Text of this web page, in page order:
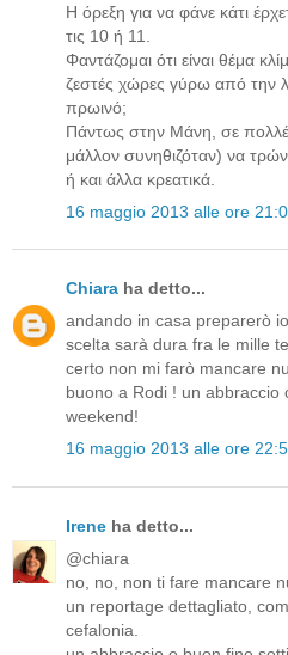
Η όρεξη για να φάνε κάτι
τις 10 ή 11.
Φαντάζομαι ότι είναι θέμα
ζεστές χώρες γύρω από την
πρωινό;
Πάντως στην Μάνη, σε πολλές
μάλλον συνηθιζόταν) να
ή και άλλα κρεατικά.
16 maggio 2013 alle ore
Chiara ha detto...
andando in casa preparerò
scelta sarà dura fra le mille
certo non mi farò mancare
buono a Rodi ! un abbraccio
weekend!
16 maggio 2013 alle ore
Irene ha detto...
@chiara
no, no, non ti fare mancare
un reportage dettagliato,
cefalonia.